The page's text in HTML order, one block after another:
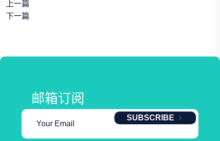
上一篇
下一篇
邮箱订阅
SUBSCRIBE